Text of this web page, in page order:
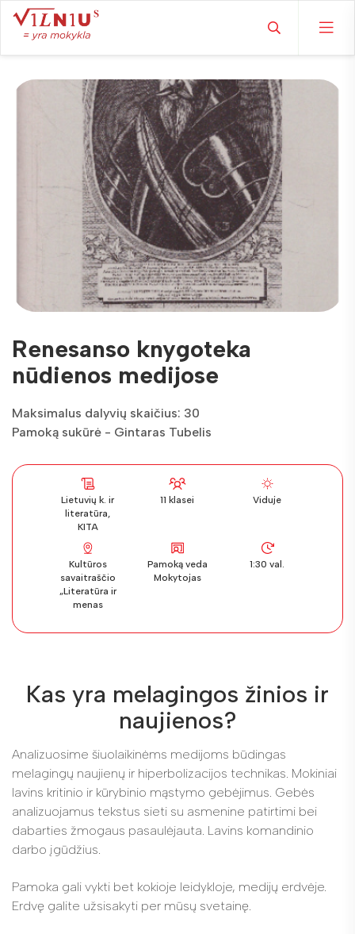
Renesanso knygoteka
nūdienos medijose
Maksimalus dalyvių skaičius: 30
Pamoką sukūrė - Gintaras Tubelis
Lietuvių k. ir
literatūra,
KITA
11 klasei Viduje
Kultūros
savaitraščio
„Literatūra ir
menas
Pamoką veda
Mokytojas
1:30 val.
Kas yra melagingos žinios ir
naujienos?
Analizuosime šiuolaikinėms medijoms būdingas
melagingų naujienų ir hiperbolizacijos technikas. Mokiniai
lavins kritinio ir kūrybinio mąstymo gebėjimus. Gebės
analizuojamus tekstus sieti su asmenine patirtimi bei
dabarties žmogaus pasaulėjauta. Lavins komandinio
darbo įgūdžius.
Pamoka gali vykti bet kokioje leidykloje, medijų erdvėje.
Erdvę galite užsisakyti per mūsų svetainę.